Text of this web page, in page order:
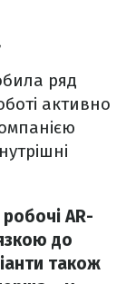
ряд
активно
робочі AR-
до
також